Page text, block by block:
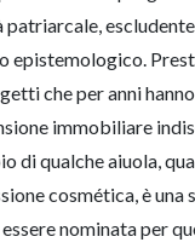
epistemologico.
che per anni
immobiliare
di qualche aiuola,
cosmética, è una
nominata per